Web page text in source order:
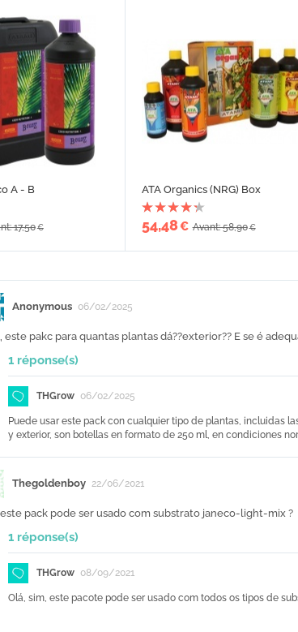
A - B
17,50€
ATA Organics (NRG) Box
54,48€ Avant: 58,90€
Anonymous 06/02/2025
este pakc para quantas plantas dá??exterior?? E se é
1 réponse(s)
THGrow 06/02/2025
Puede usar este pack con cualquier tipo de plantas, incluidas
y exterior, son botellas en formato de 250 ml, en condiciones
Thegoldenboy 22/06/2021
este pack pode ser usado com substrato janeco-light-mix ?
1 réponse(s)
THGrow 08/09/2021
Olá, sim, este pacote pode ser usado com todos os tipos de